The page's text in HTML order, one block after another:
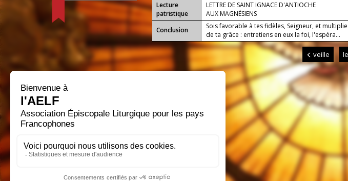
Lecture
patristique
LETTRE DE SAINT IGNACE D'ANTIOCHE
AUX MAGNÉSIENS
Conclusion
Sois favorable à tes fidèles, Seigneur, et
de ta grâce : entretiens en eux la foi, l'espéra...
veille